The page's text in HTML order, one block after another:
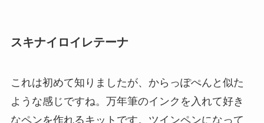
スキナイロイレテーナ
これは初めて知りましたが、からっぽぺんと似た
ような感じですね。万年筆のインクを入れて好き
なペンを作れるキットです。ツインペンになって